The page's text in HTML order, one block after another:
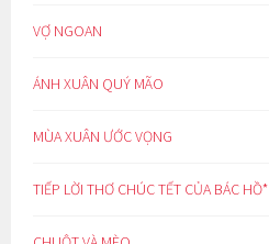
VỢ NGOAN
ÁNH XUÂN QUÝ MÃO
MÙA XUÂN ƯỚC VỌNG
TIẾP LỜI THƠ CHÚC TẾT CỦA BÁC HỒ*